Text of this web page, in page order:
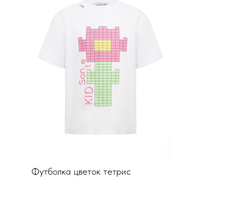
Футболка цветок тетрис